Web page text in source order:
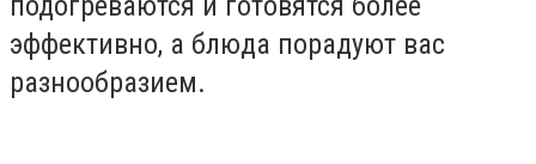
эффективно, а блюда порадуют вас
разнообразием.